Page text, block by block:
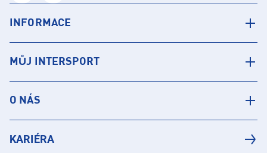
INFORMACE
MŮJ INTERSPORT
O NÁS
KARIÉRA